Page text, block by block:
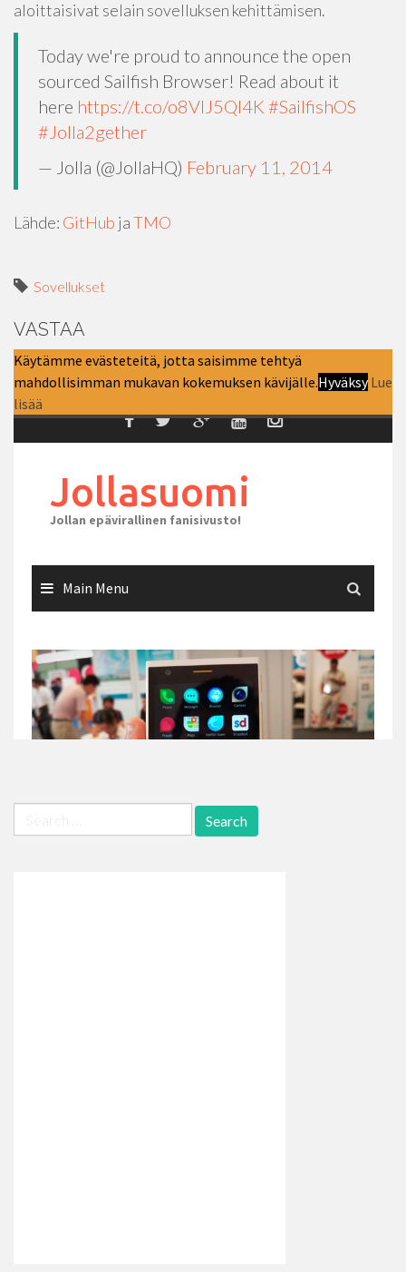
aloittaisivat selain sovelluksen kehittämisen.
Today we're proud to announce the open
sourced Sailfish Browser! Read about it
here https://t.co/o8VIJ5Ql4K #SailfishOS
#Jolla2gether
— Jolla (@JollaHQ) February 11, 2014
Lähde: GitHub jaTMO
Sovellukset
VASTAA
for: